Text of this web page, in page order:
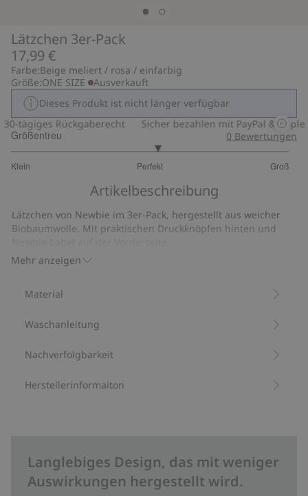
Lätzchen 3er-Pack
17,99 €
Farbe:Beige meliert / rosa / einfarbig
Größe:ONE SIZE
Ausverkauft
Dieses Produkt ist nicht länger verfügbar
tägiges Rückgaberecht
Sicher bezahlen mit PayPal & Apple
Größentreu
Klein Perfekt Groß
von
19
Bewertungen
0 Bewertungen
Artikelbeschreibung
Mehr anzeigen
Lätzchen von Newbie im 3er-Pack, hergestellt aus weicher
Biobaumwolle. Mit praktischen Druckknöpfen hinten und
Aus 100 % Biobaumwolle.
Artikelnummer
Material
Waschanleitung
Nachverfolgbarkeit
Herstellerinformaiton
Langlebiges Design, das mit weniger
Auswirkungen hergestellt wird.